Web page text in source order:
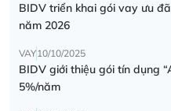
BIDV triển khai gói vay ưu
năm 2026
VAY10/10/2025
BIDV giới thiệu gói tín dụng
5%/năm